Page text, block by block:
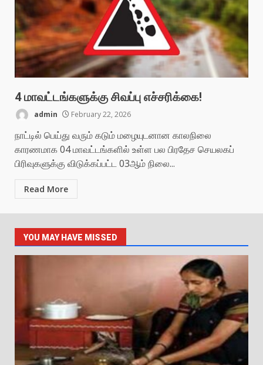
4 மாவட்டங்களுக்கு சிவப்பு எச்சரிக்கை!
admin February 22, 2026
நாட்டில் பெய்து வரும் கடும் மழையுடனான காலநிலை
காரணமாக 04 மாவட்டங்களில் உள்ள பல பிரதேச செயலகப்
பிரிவுகளுக்கு விடுக்கப்பட்ட 03ஆம் நிலை...
Read More
YOU MAY HAVE MISSED